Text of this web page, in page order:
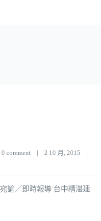
0 comment | 2 10 月, 2015 |
諭╱即時報導 台中精湛建